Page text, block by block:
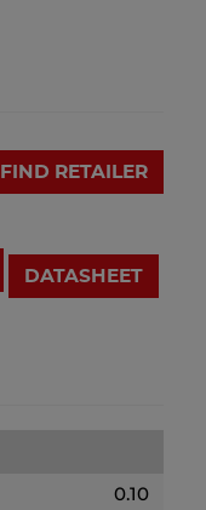
FIND RETAILER
DATASHEET
0.10